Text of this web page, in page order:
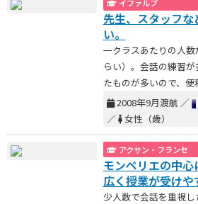
イファルプ
先生、スタッフ
い。
一クラスあたりの人数
らい）。会話の練習
たものが多いので、便
2008年9月渡航 ／
／ 女性（歳）
アクサン・フランセ
モンペリエの中
広く授業が受けや
少人数で会話を重視